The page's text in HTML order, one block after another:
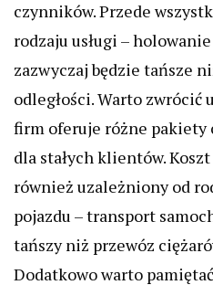
czynników. Przede
rodzaju usługi –
zazwyczaj będzie tańsze
odległości. Warto zwrócić
firm oferuje różne pakiety
dla stałych klientów.
również uzależniony od
pojazdu – transport
tańszy niż przewóz
Dodatkowo warto